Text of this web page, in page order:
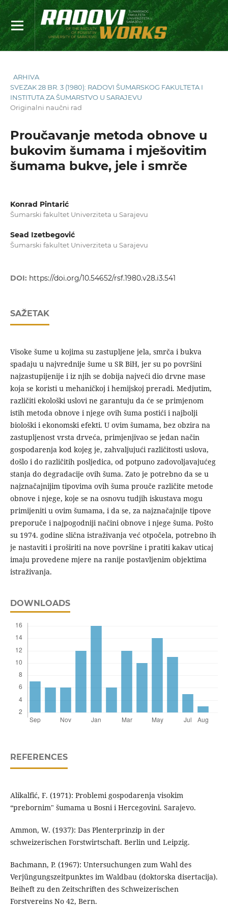
ARHIVA
SVEZAK 28 BR. 3 (1980): RADOVI ŠUMARSKOG FAKULTETA I
INSTITUTA ZA ŠUMARSTVO U SARAJEVU
Originalni naučni rad
Proučavanje metoda obnove u
bukovim šumama i mješovitim
šumama bukve, jele i smrče
Konrad Pintarić
Šumarski fakultet Univerziteta u Sarajevu
Sead Izetbegović
Šumarski fakultet Univerziteta u Sarajevu
DOI: https://doi.org/10.54652/rsf.1980.v28.i3.541
SAŽETAK
Visoke šume u kojima su zastupljene jela, smrča i bukva
spadaju u najvrednije šume u SR BiH, jer su po površini
najzastupijenije i iz njih se dobija najveći dio drvne mase
koja se koristi u mehaničkoj i hemijskoj preradi. Medjutim,
različiti ekološki uslovi ne garantuju da će se primjenom
istih metoda obnove i njege ovih šuma postići i najbolji
biološki i ekonomski efekti. U ovim šumama, bez obzira na
zastupljenost vrsta drveća, primjenjivao se jedan način
gospodarenja kod kojeg je, zahvaljujući različitosti uslova,
došlo i do različitih posljedica, od potpuno zadovoljavajućeg
stanja do degradacije ovih šuma. Zato je potrebno da se u
najznačajnijim tipovima ovih šuma prouče različite metode
obnove i njege, koje se na osnovu tudjih iskustava mogu
primijeniti u ovim šumama, i da se, za najznačajnije tipove
preporuče i najpogodniji načini obnove i njege šuma. Pošto
su 1974. godine slična istraživanja već otpočela, potrebno ih
je nastaviti i proširiti na nove površine i pratiti kakav uticaj
imaju provedene mjere na ranije postavljenim objektima
istraživanja.
DOWNLOADS
REFERENCES
Alikalfić, F. (1971): Problemi gospodarenja visokim
“prebornim" šumama u Bosni i Hercegovini. Sarajevo.
Ammon, W. (1937): Das Plenterprinzip in der
schweizerischen Forstwirtschaft. Berlin und Leipzig.
Bachmann, P. (1967): Untersuchungen zum Wahl des
Verjüngungszeitpunktes im Waldbau (doktorska disertacija).
Beiheft zu den Zeitschriften des Schweizerischen
Forstvereins No 42, Bern.